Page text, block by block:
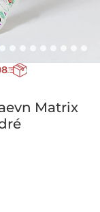
Matrix